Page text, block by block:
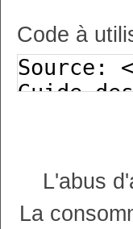
Code à
L'abus
La